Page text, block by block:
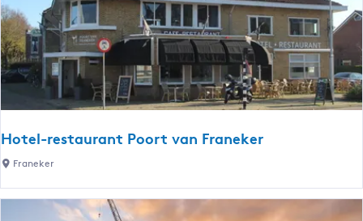
p
e
n
i
n
e
n
t
r
e
Hotel-restaurant Poort van Franeker
H
t
Franeker